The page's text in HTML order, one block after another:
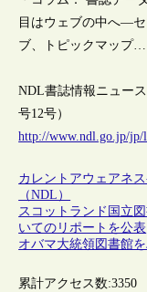
目はウェブの中へ―
ブ、トピックマップ…
NDL書誌情報ニュー
号12号）
http://www.ndl.go.jp/jp/
カレントアウェアネ
（NDL）
スコットランド国立
いてのリポートを公表
オバマ大統領図書館を
累計アクセス数:3350